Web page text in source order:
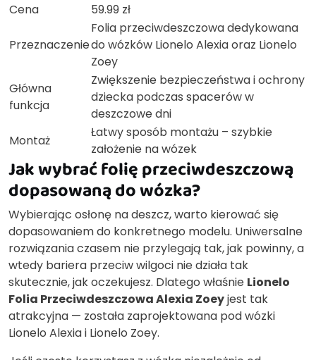
Cena
59.99 zł
Przeznaczenie
Folia przeciwdeszczowa dedykowana
do wózków Lionelo Alexia oraz Lionelo
Zoey
Główna
funkcja
Zwiększenie bezpieczeństwa i ochrony
dziecka podczas spacerów w
deszczowe dni
Montaż
Łatwy sposób montażu – szybkie
założenie na wózek
Jak wybrać folię przeciwdeszczową
dopasowaną do wózka?
Wybierając osłonę na deszcz, warto kierować się
dopasowaniem do konkretnego modelu. Uniwersalne
rozwiązania czasem nie przylegają tak, jak powinny, a
wtedy bariera przeciw wilgoci nie działa tak
skutecznie, jak oczekujesz. Dlatego właśnie Lionelo
Folia Przeciwdeszczowa Alexia Zoeyjest tak
atrakcyjna — została zaprojektowana pod wózki
Lionelo Alexia i Lionelo Zoey.